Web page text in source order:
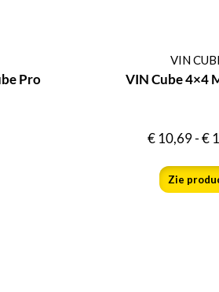
Pro
VIN
VIN Cube 4×4
€10,69-€
Zie